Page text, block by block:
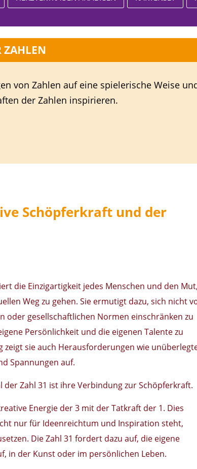
ZAHLEN
von Zahlen auf eine spielerische Weise
der Zahlen inspirieren.
Schöpferkraft und der
die Einzigartigkeit jedes Menschen und den Mut,
Weg zu gehen. Sie ermutigt dazu, sich nicht
oder gesellschaftlichen Normen einschränken zu
Persönlichkeit und die eigenen Talente zu
zeigt sie auch Herausforderungen wie
Spannungen auf.
der Zahl 31 ist ihre Verbindung zur Schöpferkraft.
Energie der 3 mit der Tatkraft der 1. Dies
nur für Ideenreichtum und Inspiration steht,
Die Zahl 31 fordert dazu auf, die eigene
in der Kunst oder im persönlichen Leben.